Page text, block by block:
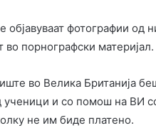
фотографии од
порнографски материјал.
во Велика Британија
ученици и со помош на ВИ
не им биде платено.